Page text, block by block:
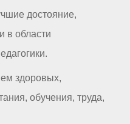
достояние,
в области
здоровых,
обучения, труда,